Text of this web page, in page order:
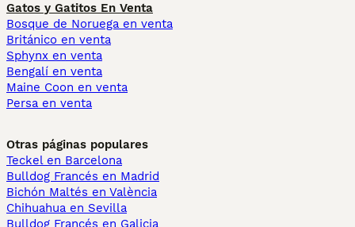
Gatos y Gatitos En Venta
Bosque de Noruega en venta
Británico en venta
Sphynx en venta
Bengalí en venta
Maine Coon en venta
Persa en venta
Otras páginas populares
Teckel en Barcelona
Bulldog Francés en Madrid
Bichón Maltés en València
Chihuahua en Sevilla